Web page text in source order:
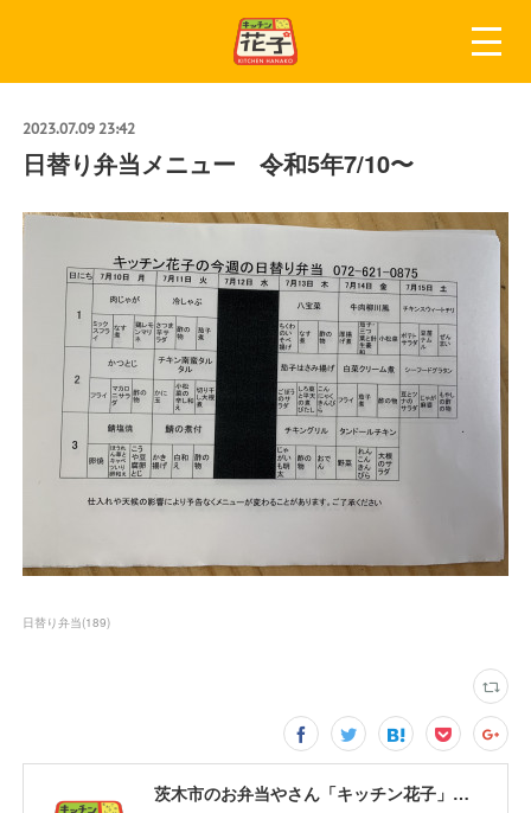
2023.07.09 23:42
日替り弁当メニュー 令和5年7/10〜
日替り弁当(189)
茨木市のお弁当やさん「キッチン花子」ちょい飲みスペース「サウス」